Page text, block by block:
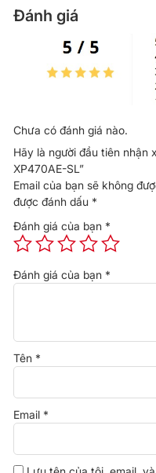
số
Đánh giá
Chưa có đánh giá nào.
Hãy là người đầu tiên nhận
XP470AE-SL”
Email của bạn sẽ không
được đánh dấu *
Đánh giá của bạn *
Đánh giá của bạn *
Tên *
Email *